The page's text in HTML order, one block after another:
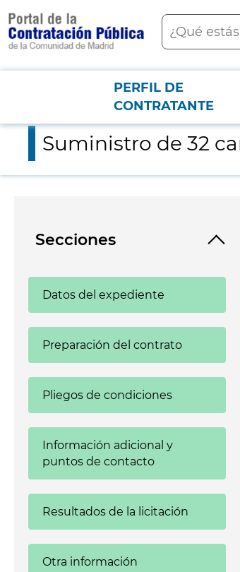
contenido
principal
Buscar
Menú PCON
PERFIL DE
CONTRATANTE
Suministro de 32 camas hospitalarias
Suministro de 32
Secciones
Datos del expediente
Preparación del contrato
Pliegos de condiciones
Información adicional y
puntos de contacto
Resultados de la licitación
Otra información